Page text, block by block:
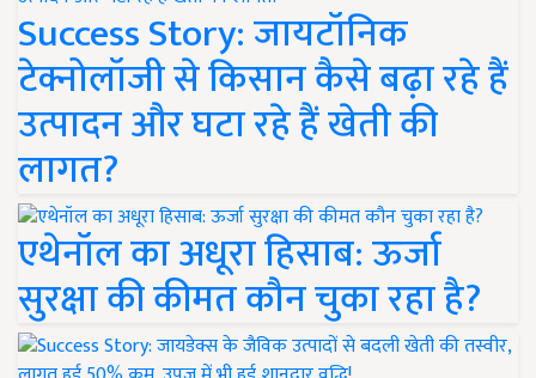
Success Story: जायटॉनिक
टेक्नोलॉजी से किसान कैसे बढ़ा रहे हैं
उत्पादन और घटा रहे हैं खेती की
लागत?
एथेनॉल का अधूरा हिसाब: ऊर्जा
सुरक्षा की कीमत कौन चुका रहा है?